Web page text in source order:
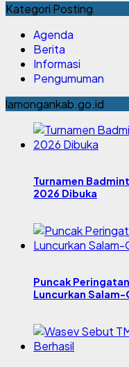
Kategori Posting
Agenda
Berita
Informasi
Pengumuman
lamongankab.go.id
Turnamen
2026 Dibuka
Puncak Peringatan
Luncurkan